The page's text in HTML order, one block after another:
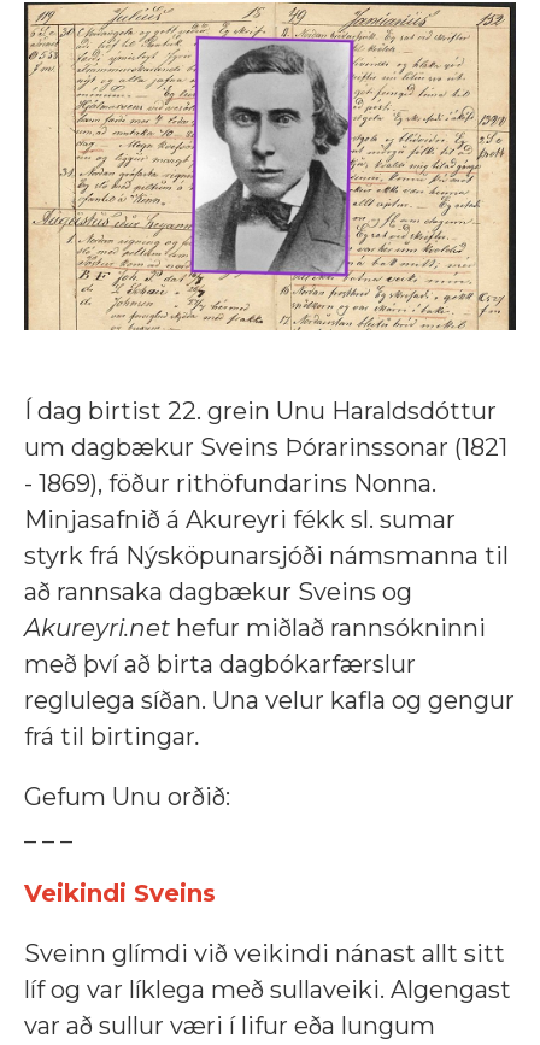
Í dag birtist 22. grein Unu Haraldsdóttur
um dagbækur Sveins Þórarinssonar (1821
- 1869), föður rithöfundarins Nonna.
Minjasafnið á Akureyri fékk sl. sumar
styrk frá Nýsköpunarsjóði námsmanna til
að rannsaka dagbækur Sveins og
Akureyri.net hefur miðlað rannsókninni
með því að birta dagbókarfærslur
reglulega síðan. Una velur kafla og gengur
frá til birtingar.
Gefum Unu orðið:
Veikindi Sveins
Sveinn glímdi við veikindi nánast allt sitt
líf og var líklega með sullaveiki. Algengast
var að sullur væri í lifur eða lungum